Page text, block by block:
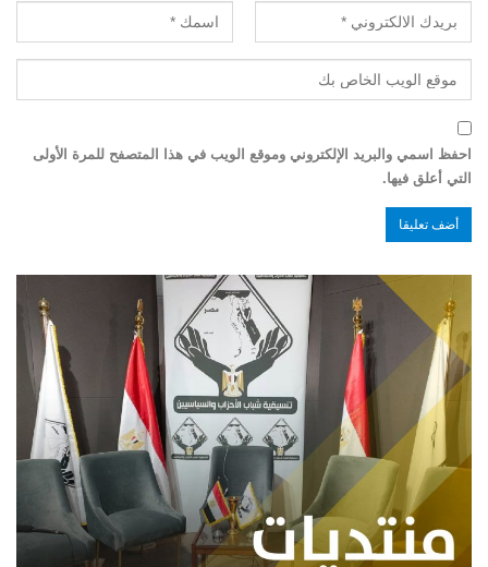
احفظ اسمي والبريد الإلكتروني وموقع الويب في هذا المتصفح للمرة الأولى
التي أعلق فيها.